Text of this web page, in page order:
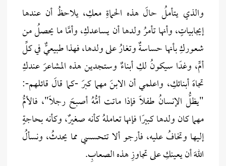
والذي يتأملُ حالَ هذه الحماةِ معكِ، يلاحظُ أن عندها
إيجابياتٍ، وأنها تأمرُ ولدها أن يساعدكِ، وأمَّا ما يحصلُ من
شعوركِ بأنها حساسةٌ وتغارُ على ولدها، فهذا طبيعيٌّ في كلِّ
أمٍّ، وغدًا سيكونُ لكِ أبناءٌ وستجدين هذه المشاعرَ عندكِ
تجاهَ أبنائكِ، واعلمي أن الابنَ مهما كبرَ -كما قالَ قائلهم-:
"يظلُّ الإنسانُ طفلاً فإذا ماتت أمُّهُ أصبحَ رجلاً"، فالأمُّ
مهما كان ولدها كبيرًا فإنها تعاملهُ كأنه صغيرٌ، وكأنه بحاجةٍ
إليها وتخافُ عليه، فأرجو ألا تتحسسي مما يحدثُ، ونسألُ
اللهَ أن يعينكِ على تجاوزِ هذه الصعابِ.